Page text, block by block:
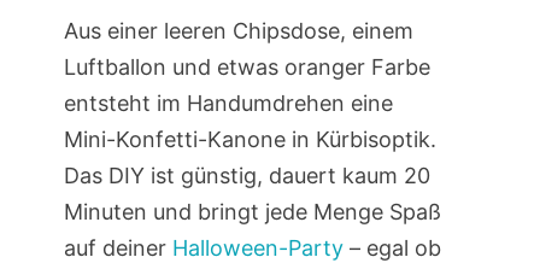
Aus einer leeren Chipsdose, einem
Luftballon und etwas oranger Farbe
entsteht im Handumdrehen eine
Mini-Konfetti-Kanone in Kürbisoptik.
Das DIY ist günstig, dauert kaum 20
Minuten und bringt jede Menge Spaß
auf deiner Halloween-Party– egal ob